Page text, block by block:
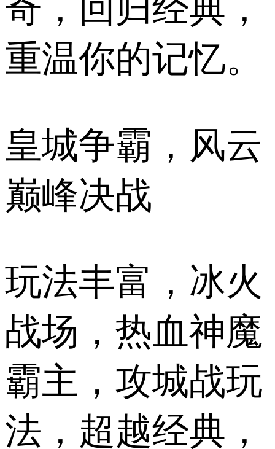
奇，回归经典，
重温你的记忆。
皇城争霸，风云
巅峰决战
玩法丰富，冰火
战场，热血神魔
霸主，攻城战玩
法，超越经典，